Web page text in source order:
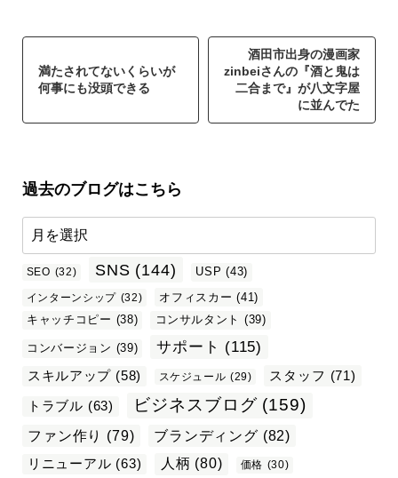
満たされてないくらいが
何事にも没頭できる
酒田市出身の漫画家
zinbeiさんの『酒と鬼は
二合まで』が八文字屋
に並んでた
過去のブログはこちら
SEO (32) SNS (144) USP (43)
インターンシップ (32) オフィスカー (41)
キャッチコピー (38) コンサルタント (39)
コンバージョン (39) サポート (115)
スキルアップ (58) スケジュール (29) スタッフ (71)
トラブル (63) ビジネスブログ (159)
ファン作り (79) ブランディング (82)
リニューアル (63) 人柄 (80) 価格 (30)